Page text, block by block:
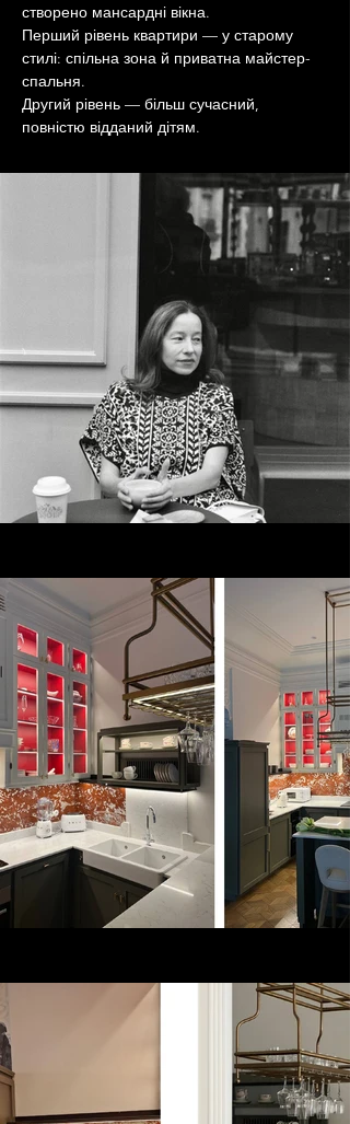
створено мансардні вікна.
Перший рівень квартири — у старому
стилі: спільна зона й приватна майстер-
спальня.
Другий рівень — більш сучасний,
повністю відданий дітям.